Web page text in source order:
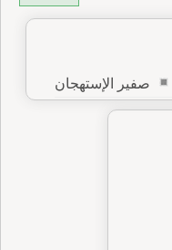
صفير الإستهجان